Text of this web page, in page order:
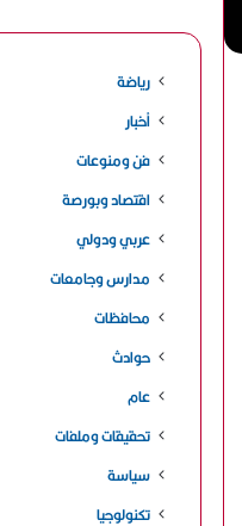
رياضة
أخبار
فن ومنوعات
اقتصاد وبورصة
عربي ودولي
مدارس وجامعات
محافظات
حوادث
عام
تحقيقات وملفات
سياسة
تكنولوجيا